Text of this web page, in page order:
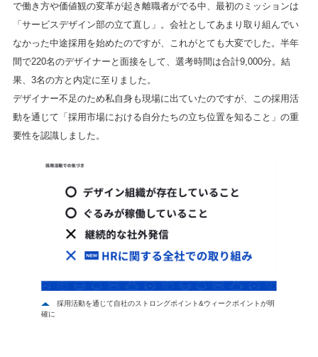
で働き方や価値観の変革が起き離職者がでる中、最初のミッションは
「サービスデザイン部の立て直し」。会社としてあまり取り組んでい
なかった中途採用を始めたのですが、これがとても大変でした。半年
間で220名のデザイナーと面接をして、選考時間は合計9,000分。結
果、3名の方と内定に至りました。
デザイナー不足のため私自身も現場に出ていたのですが、この採用活
動を通じて「採用市場における自分たちの立ち位置を知ること」の重
要性を認識しました。
採用活動を通じて自社のストロングポイント&ウィークポイントが明
確に